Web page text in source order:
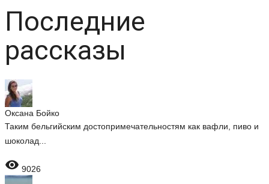
Последние
рассказы
Оксана Бойко
Таким бельгийским достопримечательностям как вафли, пиво и
шоколад...
 9026